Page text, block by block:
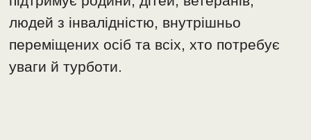
людей з інвалідністю, внутрішньо
переміщених осіб та всіх, хто потребує
уваги й турботи.